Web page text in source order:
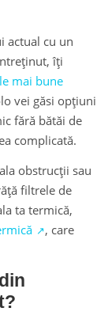
actual cu un
îți
mai bune
vei găsi opțiuni
fără bătăi de
complicată.
obstrucții sau
filtrele de
ta termică,
, care